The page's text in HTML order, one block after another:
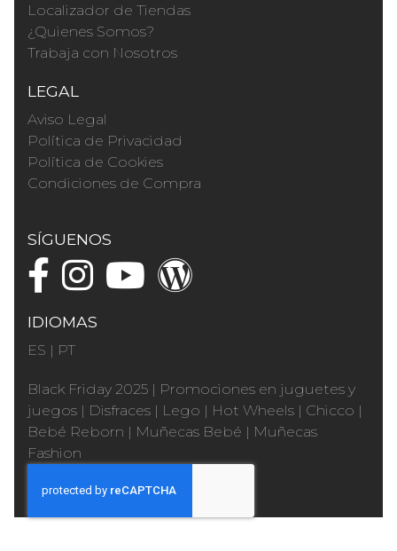
Localizador de Tiendas
¿Quienes Somos?
Trabaja con Nosotros
LEGAL
Aviso Legal
Política de Privacidad
Política de Cookies
Condiciones de Compra
SÍGUENOS
IDIOMAS
ES | PT
Black Friday 2025 | Promociones en juguetes y
juegos | Disfraces | Lego | Hot Wheels | Chicco |
Bebé Reborn | Muñecas Bebé | Muñecas
Fashion